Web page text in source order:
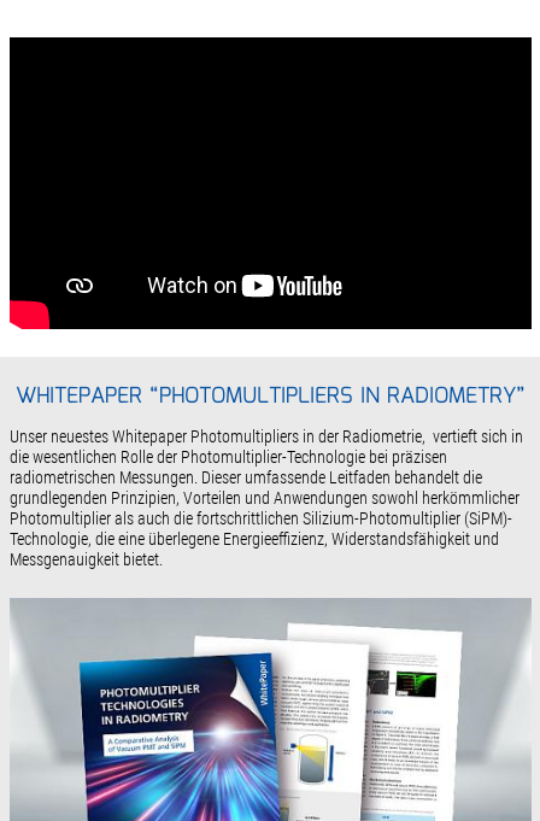
WHITEPAPER “PHOTOMULTIPLIERS IN RADIOMETRY”
Unser neuestes Whitepaper Photomultipliers in der Radiometrie, vertieft sich in
die wesentlichen Rolle der Photomultiplier-Technologie bei präzisen
radiometrischen Messungen. Dieser umfassende Leitfaden behandelt die
grundlegenden Prinzipien, Vorteilen und Anwendungen sowohl herkömmlicher
Photomultiplier als auch die fortschrittlichen Silizium-Photomultiplier (SiPM)-
Technologie, die eine überlegene Energieeffizienz, Widerstandsfähigkeit und
Messgenauigkeit bietet.